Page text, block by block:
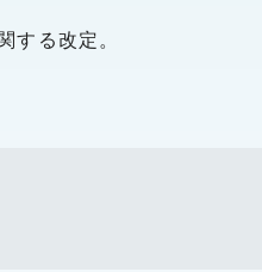
する改定。